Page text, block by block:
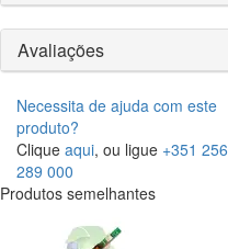
Avaliações
Necessita de ajuda com este
produto?
Clique aqui, ou ligue +351 256
289 000
Produtos semelhantes